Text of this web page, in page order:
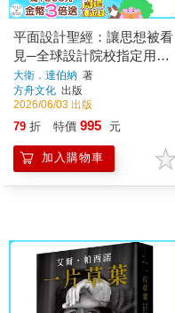
平面設計聖經：讓思想被看
見─全球設計院校指定用
書，建立字型、色彩、版
面、印刷與數位媒體的核心
判斷力【限量附贈字體級數
表｜設計師實戰必備！】
大衛．達伯納 著
方舟文化 出版
2026/06/03 出版
79 折 特價 995 元
加入購物車